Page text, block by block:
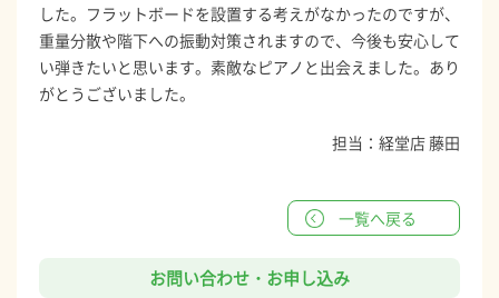
した。フラットボードを設置する考えがなかったのですが、
重量分散や階下への振動対策されますので、今後も安心して
い弾きたいと思います。素敵なピアノと出会えました。あり
がとうございました。
担当：経堂店 藤田
一覧へ戻る
お問い合わせ・お申し込み